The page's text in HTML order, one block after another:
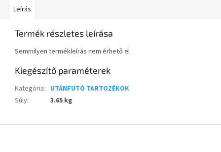
Leírás
Termék részletes leírása
Semmilyen termékleírás nem érhető el
Kiegészítő paraméterek
Kategória: UTÁNFUTÓ TARTOZÉKOK
Súly: 3.65 kg